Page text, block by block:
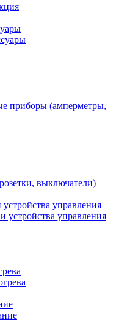
приборы (амперметры,
выключатели)
устройства управления